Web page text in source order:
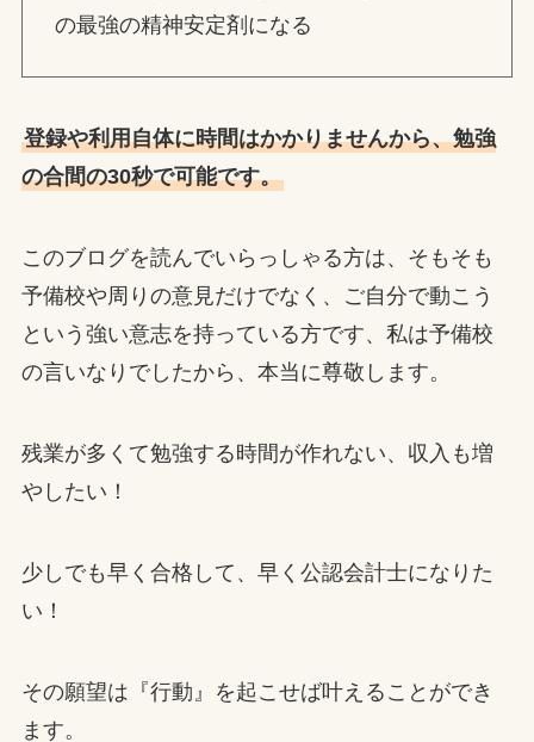
の最強の精神安定剤になる
登録や利用自体に時間はかかりませんから、勉強
の合間の30秒で可能です。
このブログを読んでいらっしゃる方は、そもそも
予備校や周りの意見だけでなく、ご自分で動こう
という強い意志を持っている方です、私は予備校
の言いなりでしたから、本当に尊敬します。
残業が多くて勉強する時間が作れない、収入も増
やしたい！
少しでも早く合格して、早く公認会計士になりた
い！
その願望は『行動』を起こせば叶えることができ
ます。